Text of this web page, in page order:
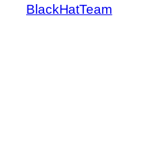
BlackHatTeam